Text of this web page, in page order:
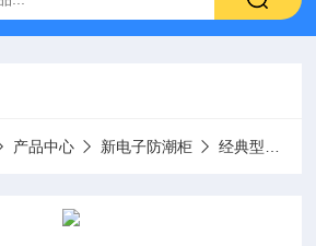
产品中心 新电子防潮柜 经典型号（白色）